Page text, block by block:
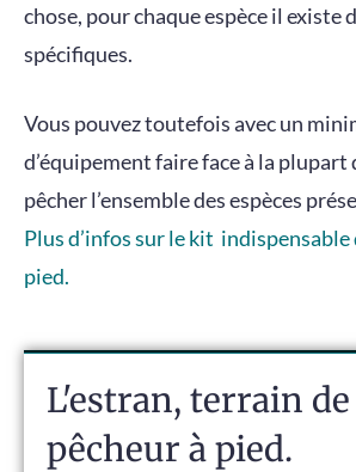
chose, pour chaque espèce il existe
spécifiques.
Vous pouvez toutefois avec un
d’équipement faire face à la
pêcher l’ensemble des espèces
Plus d’infos sur le kit indispensable
pied.
L'estran, terrain
pêcheur à pied.